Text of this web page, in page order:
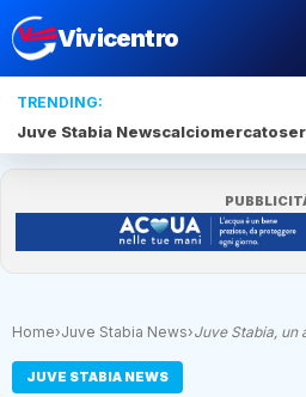
Vivicentro
TRENDING:
Juve Stabia Newscalciomercato
Home›Juve Stabia News›Juve Stabia, un
JUVE STABIA NEWS